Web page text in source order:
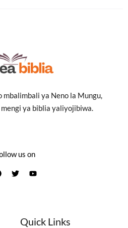
mbalimbali ya Neno la Mungu,
ya biblia yaliyojibiwa.
us on
Quick Links